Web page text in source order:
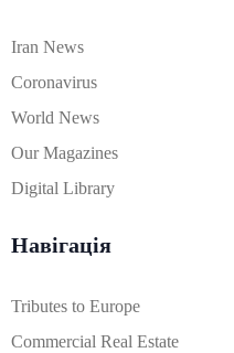
Iran News
Coronavirus
World News
Our Magazines
Digital Library
Навігація
Tributes to Europe
Commercial Real Estate